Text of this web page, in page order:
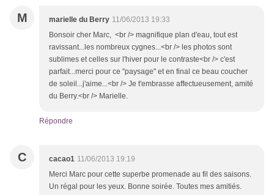
M marielle du Berry 11/06/2013 19:33
Bonsoir cher Marc, <br /> magnifique plan d'eau, tout est
ravissant...les nombreux cygnes...<br /> les photos sont
sublimes et celles sur l'hiver pour le contraste<br /> c'est
parfait...merci pour ce "paysage" et en final ce beau coucher
de soleil...j'aime...<br /> Je t'embrasse affectueusement, amité
du Berry.<br /> Marielle.
Répondre
C cacao1 11/06/2013 19:19
Merci Marc pour cette superbe promenade au fil des saisons.
Un régal pour les yeux. Bonne soirée. Toutes mes amitiés.